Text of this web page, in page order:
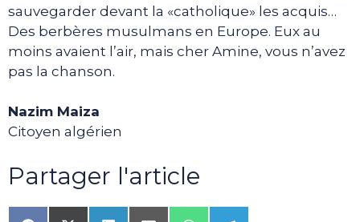
sauvegarder devant la «catholique» les acquis…
Des berbères musulmans en Europe. Eux au
moins avaient l’air, mais cher Amine, vous n’avez
pas la chanson.
Nazim Maiza
Citoyen algérien
Partager l'article